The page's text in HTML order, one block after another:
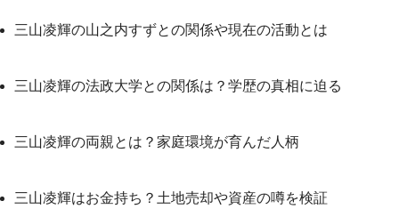
三山凌輝の山之内すずとの関係や現在の活動とは
三山凌輝の法政大学との関係は？学歴の真相に迫る
三山凌輝の両親とは？家庭環境が育んだ人柄
三山凌輝はお金持ち？土地売却や資産の噂を検証